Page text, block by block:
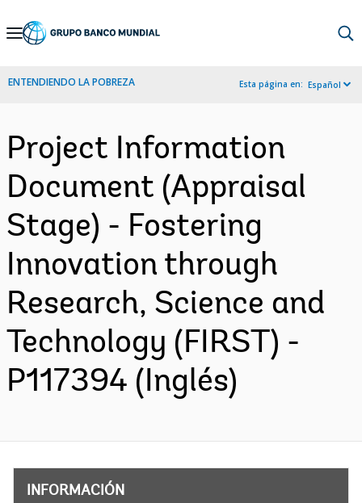
Skip
Navigation
ENTENDIENDO LA POBREZA Esta página en: Español
Project Information
Document (Appraisal
Stage) - Fostering
Innovation through
Research, Science and
Technology (FIRST) -
P117394 (Inglés)
INFORMACIÓN